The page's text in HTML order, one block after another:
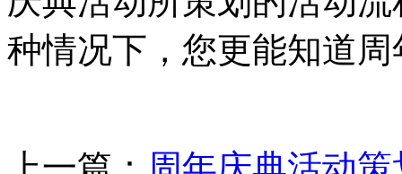
种情况下，您更能知道